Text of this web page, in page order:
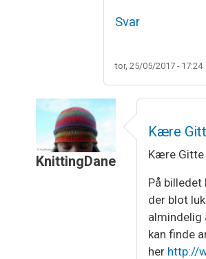
Svar
tor, 25/05/2017 - 17:24
KnittingDane
Lukke af ved
Kære
Kære Gitte
På billedet
der blot
almindelig
kan finde
her http://